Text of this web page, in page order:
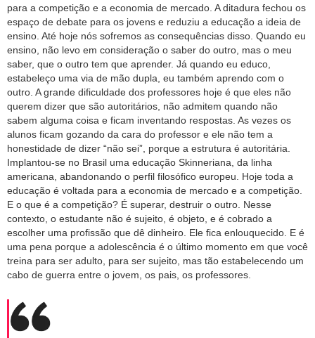
para a competição e a economia de mercado. A ditadura fechou os
espaço de debate para os jovens e reduziu a educação a ideia de
ensino. Até hoje nós sofremos as consequências disso. Quando eu
ensino, não levo em consideração o saber do outro, mas o meu
saber, que o outro tem que aprender. Já quando eu educo,
estabeleço uma via de mão dupla, eu também aprendo com o
outro. A grande dificuldade dos professores hoje é que eles não
querem dizer que são autoritários, não admitem quando não
sabem alguma coisa e ficam inventando respostas. As vezes os
alunos ficam gozando da cara do professor e ele não tem a
honestidade de dizer “não sei”, porque a estrutura é autoritária.
Implantou-se no Brasil uma educação Skinneriana, da linha
americana, abandonando o perfil filosófico europeu. Hoje toda a
educação é voltada para a economia de mercado e a competição.
E o que é a competição? É superar, destruir o outro. Nesse
contexto, o estudante não é sujeito, é objeto, e é cobrado a
escolher uma profissão que dê dinheiro. Ele fica enlouquecido. E é
uma pena porque a adolescência é o último momento em que você
treina para ser adulto, para ser sujeito, mas tão estabelecendo um
cabo de guerra entre o jovem, os pais, os professores.